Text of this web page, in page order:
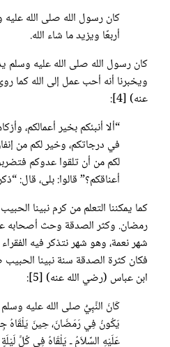
كان رسول الله صلى الله
أربعًا ويزيد ما شاء الله.
كان رسول الله صلى الله عليه وسلم
ويخبرنا أنه أحب عمل إلى الله كما
عنه) [4]:
“ألا أنبئكم بخير أعمالكم،
في درجاتكم، وخير لكم من
لكم من أن تلقوا عدوكم
أعناقكم؟” قالوا: بلى، قال:
كما يمكننا التعلم من كرم نبينا
رمضان. وكثر الصدقة وحث أصحابه
شهر نعمة، وهو شهر نتذكر فيه
فكان كثرة الصدقة سنة نبينا
ابن عباس (رضي الله عنه) [5]:
كَانَ النَّبِيُّ صلى الله عليه
يَكُونُ فِي رَمَضَانَ، حِينَ يَلْقَاهُ
عَلَيْهِ السَّلاَمُ ـ يَلْقَاهُ فِي كُلِّ